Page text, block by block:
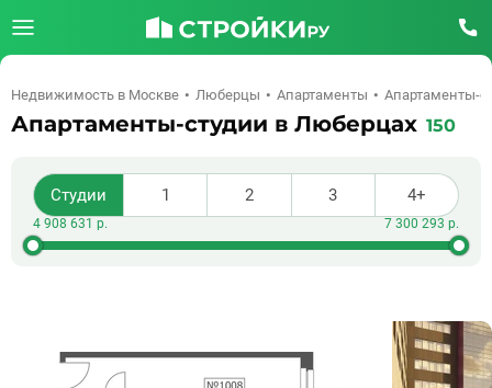
Недвижимость в Москве Люберцы Апартаменты Апартаменты-
Апартаменты-студии в Люберцах 150
Студии 1 2 3 4+